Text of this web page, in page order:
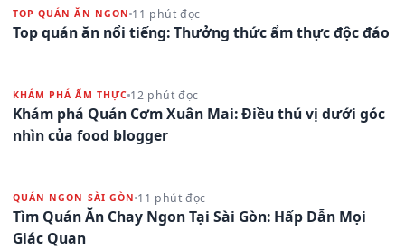
TOP QUÁN ĂN NGON 11 phút đọc
Top quán ăn nổi tiếng: Thưởng thức ẩm thực độc đáo
KHÁM PHÁ ẨM THỰC 12 phút đọc
Khám phá Quán Cơm Xuân Mai: Điều thú vị dưới góc
nhìn của food blogger
QUÁN NGON SÀI GÒN 11 phút đọc
Tìm Quán Ăn Chay Ngon Tại Sài Gòn: Hấp Dẫn Mọi
Giác Quan